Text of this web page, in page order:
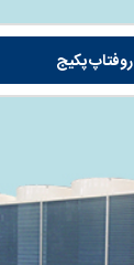
روفتاپ پکیج